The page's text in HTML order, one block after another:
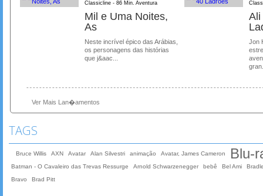
Classicline - 86 Min. Aventura
Mil e Uma Noites,
As
Neste incrível épico das Arábias,
os personagens das histórias
que j&aac...
Ali
Jon
Ver Mais Lan�amentos
TAGS
Bruce Willis AXN Avatar Alan Silvestri animação Avatar, James Cameron Blu-
Batman - O Cavaleiro das Trevas Ressurge Arnold Schwarzenegger bebê Bel Ami
Bravo
Brad Pitt